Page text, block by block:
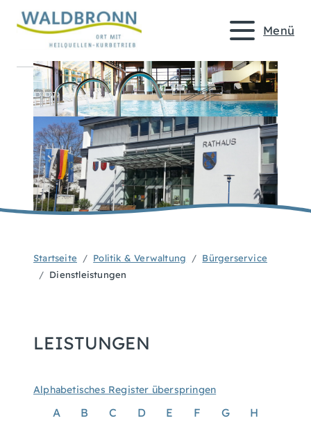
Menü
Startseite Politik & Verwaltung
Bürgerservice
Dienstleistungen
LEISTUNGEN
Alphabetisches Register überspringen
A B C D E F G H